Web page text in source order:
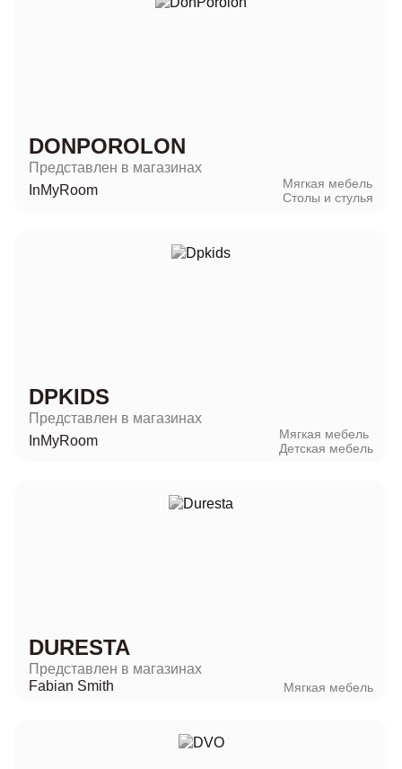
DONPOROLON
Представлен в магазинах
InMyRoom
Мягкая мебель
Столы и стулья
DPKIDS
Представлен в магазинах
InMyRoom
Мягкая мебель
Детская мебель
DURESTA
Представлен в магазинах
Fabian Smith
Мягкая мебель